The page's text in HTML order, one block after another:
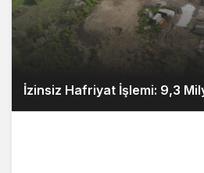
İzinsiz Hafriyat İşlemi: 9,3